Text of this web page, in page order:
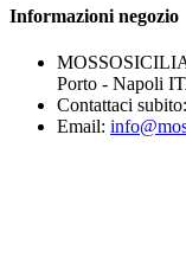
Informazioni negozio
Porto - Napoli
Contattaci subito:
Email: